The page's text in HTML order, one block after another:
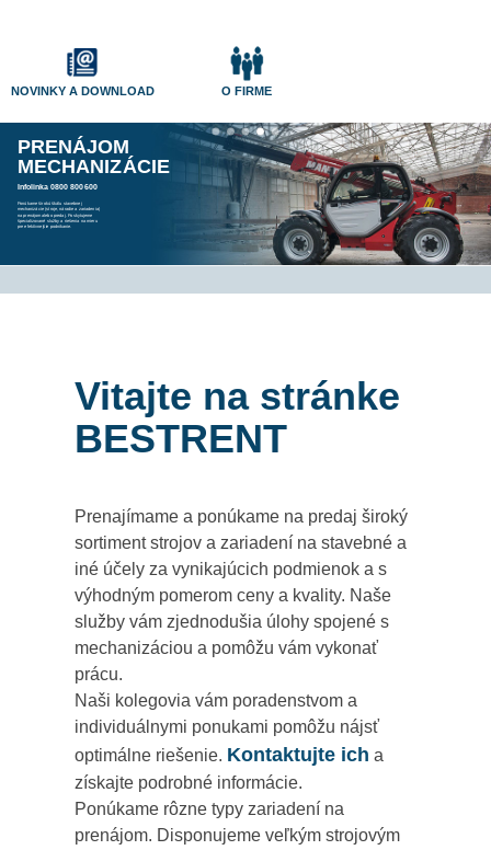
NOVINKY A DOWNLOAD O FIRME
PRENÁJOM
MECHANIZÁCIE
Infolinka 0800 800 600
Ponúkame širokú škálu stavebnej
mechanizácie (stroje, náradie a zariadenia)
na prenájom alebo predaj. Poskytujeme
špecializované služby a riešenia na mieru
pre efektívnejšie podnikanie.
Vitajte na stránke
BESTRENT
Prenajímame a ponúkame na predaj široký
sortiment strojov a zariadení na stavebné a
iné účely za vynikajúcich podmienok a s
výhodným pomerom ceny a kvality. Naše
služby vám zjednodušia úlohy spojené s
mechanizáciou a pomôžu vám vykonať
prácu.
Naši kolegovia vám poradenstvom a
individuálnymi ponukami pomôžu nájsť
optimálne riešenie. Kontaktujte ich a
získajte podrobné informácie.
Ponúkame rôzne typy zariadení na
prenájom. Disponujeme veľkým strojovým